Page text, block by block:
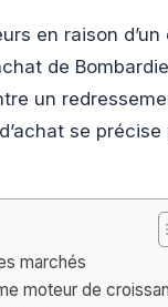
en raison
de
un
se
marchés
moteur de